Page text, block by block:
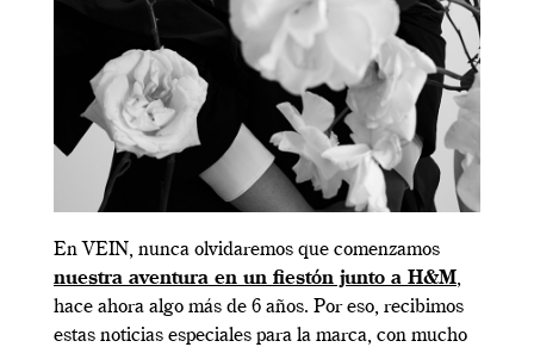
En VEIN, nunca olvidaremos que comenzamos
nuestra aventura en un fiestón junto a H&M,
hace ahora algo más de 6 años. Por eso, recibimos
estas noticias especiales para la marca, con mucho